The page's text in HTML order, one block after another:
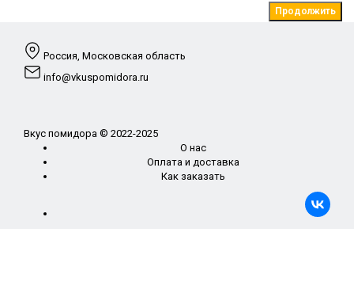
Продолжить
Россия, Московская область
info@vkuspomidora.ru
Вкус помидора © 2022-2025
О нас
Оплата и доставка
Как заказать